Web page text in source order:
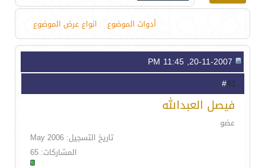
أدوات الموضوع انواع عرض الموضوع
41
فيصل العبدالله
عضو
تاريخ التسجيل: May 2006
المشاركات: 65